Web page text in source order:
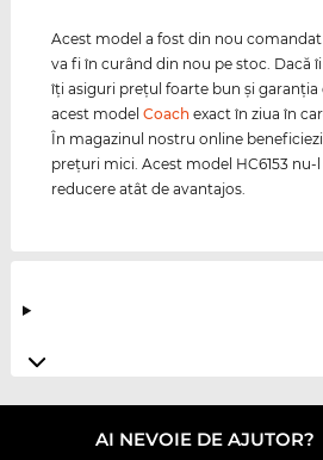
Acest model a fost din nou
va fi în curând din nou pe stoc. Dacă
îţi asiguri preţul foarte bun şi garanţia
acest modelCoach exact în ziua în
În magazinul nostru online
preţuri mici. Acest model HC6153 nu-
reducere atât de avantajos.
AI NEVOIE DE AJUTOR?